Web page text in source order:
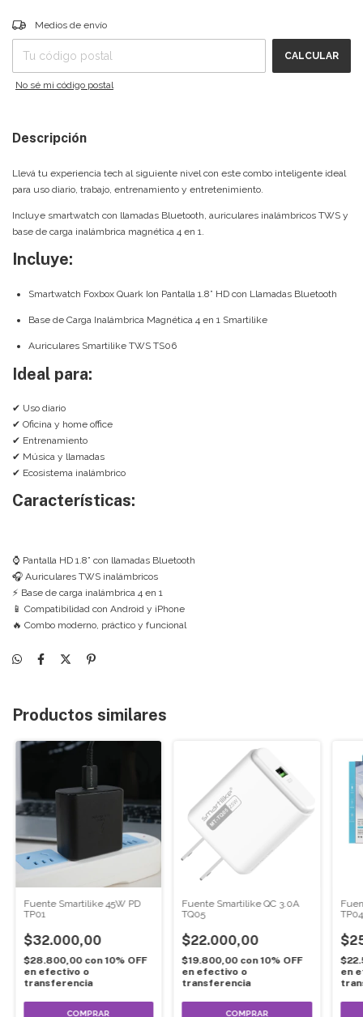
Entregas para el CP:
Medios de envío
CALCULAR
No sé mi código postal
Descripción
Llevá tu experiencia tech al siguiente nivel con este combo inteligente ideal
para uso diario, trabajo, entrenamiento y entretenimiento.
Incluye smartwatch con llamadas Bluetooth, auriculares inalámbricos TWS y
base de carga inalámbrica magnética 4 en 1.
Incluye:
Smartwatch Foxbox Quark Ion Pantalla 1.8” HD con Llamadas Bluetooth
Base de Carga Inalámbrica Magnética 4 en 1 Smartilike
Auriculares Smartilike TWS TS06
Ideal para:
✔ Uso diario
✔ Oficina y home office
✔ Entrenamiento
✔ Música y llamadas
✔ Ecosistema inalámbrico
Características:
⌚ Pantalla HD 1.8” con llamadas Bluetooth
🎧 Auriculares TWS inalámbricos
⚡ Base de carga inalámbrica 4 en 1
📱 Compatibilidad con Android y iPhone
🔥 Combo moderno, práctico y funcional
Productos similares
Fuente Smartilike 45W PD
TP01
$32.000,00
$28.800,00 con 10% OFF
en efectivo o
transferencia
Fuente Smartilike QC 3.0A
TQ05
$22.000,00
$19.800,00 con 10% OFF
en efectivo o
transferencia
TP04
en